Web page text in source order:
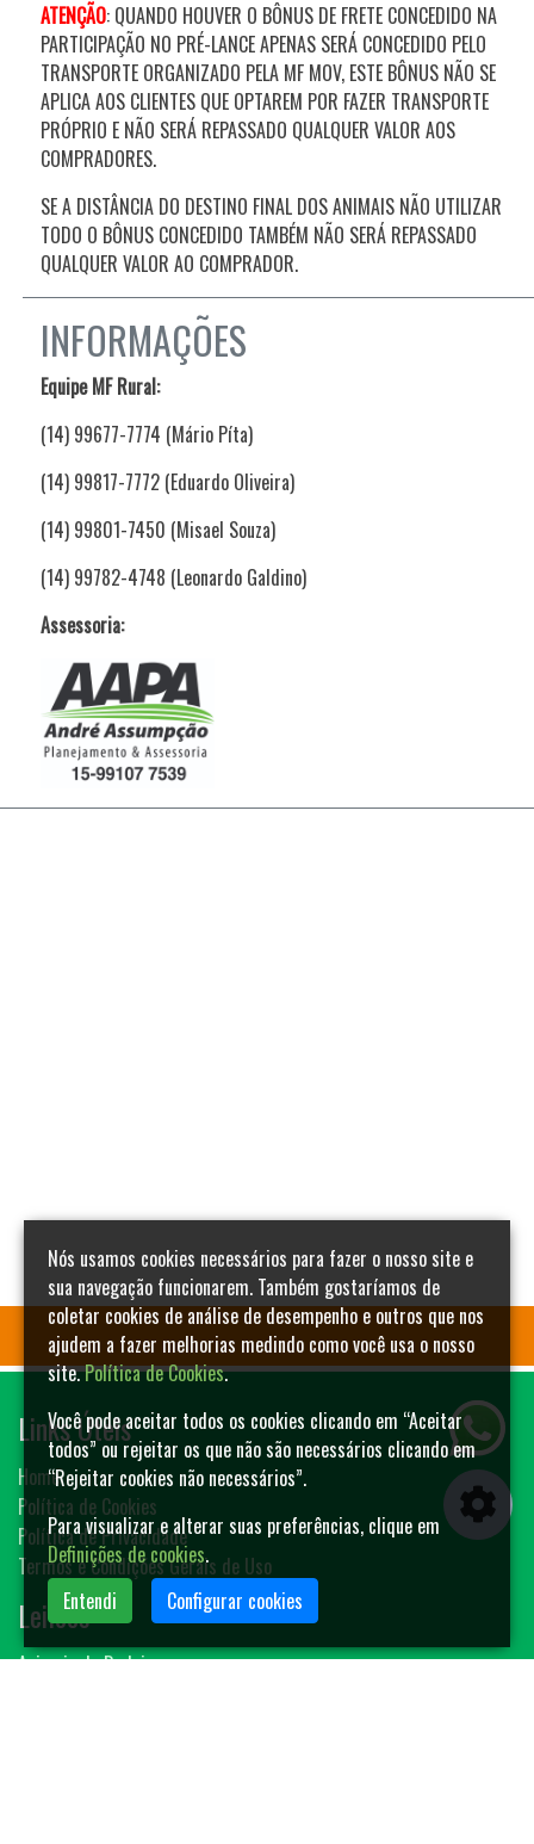
ATENÇÃO: QUANDO HOUVER O BÔNUS DE FRETE CONCEDIDO NA
PARTICIPAÇÃO NO PRÉ-LANCE APENAS SERÁ CONCEDIDO PELO
TRANSPORTE ORGANIZADO PELA MF MOV, ESTE BÔNUS NÃO SE
APLICA AOS CLIENTES QUE OPTAREM POR FAZER TRANSPORTE
PRÓPRIO E NÃO SERÁ REPASSADO QUALQUER VALOR AOS
COMPRADORES.
SE A DISTÂNCIA DO DESTINO FINAL DOS ANIMAIS NÃO UTILIZAR
TODO O BÔNUS CONCEDIDO TAMBÉM NÃO SERÁ REPASSADO
QUALQUER VALOR AO COMPRADOR.
INFORMAÇÕES
Equipe MF Rural:
(14) 99677-7774 (Mário Píta)
(14) 99817-7772 (Eduardo Oliveira)
(14) 99801-7450 (Misael Souza)
(14) 99782-4748 (Leonardo Galdino)
Assessoria:
Links Úteis
Home
Política de Cookies
Política de Privacidade
Termos e Condições Gerais de Uso
Leilões
Animais de Rodeio
Nós usamos cookies necessários para fazer o nosso site e
sua navegação funcionarem. Também gostaríamos de
coletar cookies de análise de desempenho e outros que nos
ajudem a fazer melhorias medindo como você usa o nosso
site.Política de Cookies.
Você pode aceitar todos os cookies clicando em “Aceitar
todos” ou rejeitar os que não são necessários clicando em
“Rejeitar cookies não necessários”.
Para visualizar e alterar suas preferências, clique em
Definições de cookies.
Entendi
Configurar cookies